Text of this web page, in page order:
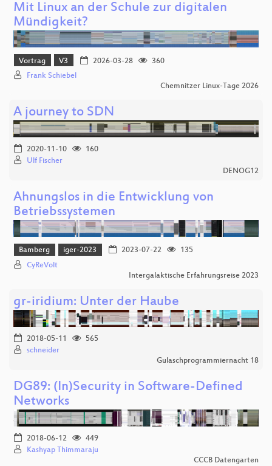
Mit Linux an der Schule zur digitalen
Mündigkeit?
Vortrag V3 2026-03-28
360
Frank Schiebel
Chemnitzer Linux-Tage 2026
A journey to SDN
2020-11-10
160
Ulf Fischer
DENOG12
Ahnungslos in die Entwicklung von
Betriebssystemen
Bamberg iger-2023 2023-07-22
135
CyReVolt
Intergalaktische Erfahrungsreise 2023
gr-iridium: Unter der Haube
2018-05-11
565
schneider
Gulaschprogrammiernacht 18
DG89: (In)Security in Software-Defined
Networks
2018-06-12
449
Kashyap Thimmaraju
CCCB Datengarten